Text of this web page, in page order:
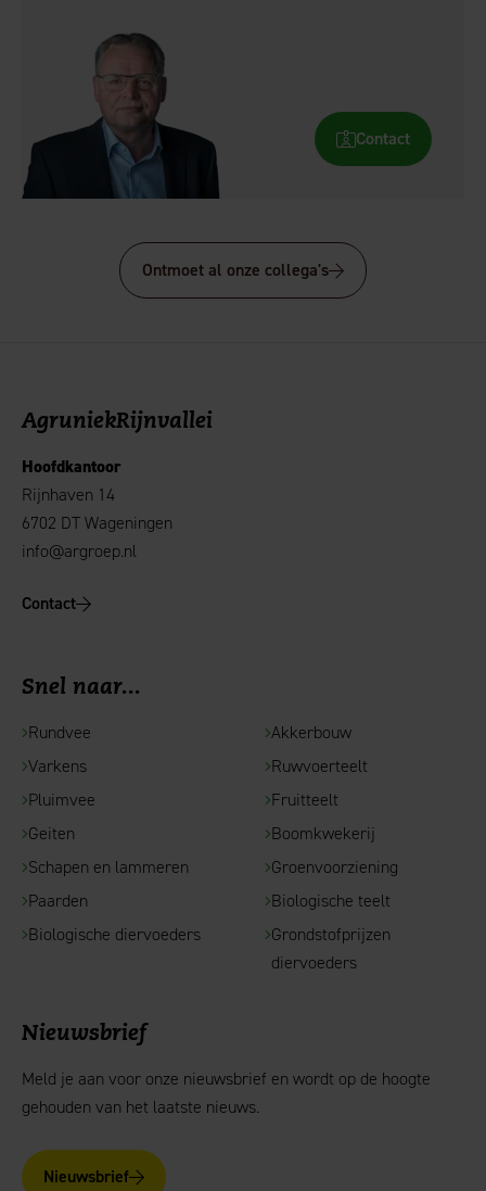
Contact
Ontmoet al onze collega's
AgruniekRijnvallei
Hoofdkantoor
Rijnhaven 14
6702 DT Wageningen
info@argroep.nl
Contact
Snel naar...
Rundvee
Varkens
Pluimvee
Geiten
Schapen en lammeren
Paarden
Biologische diervoeders
Akkerbouw
Ruwvoerteelt
Fruitteelt
Boomkwekerij
Groenvoorziening
Biologische teelt
Grondstofprijzen
diervoeders
Nieuwsbrief
Meld je aan voor onze nieuwsbrief en wordt op de hoogte
gehouden van het laatste nieuws.
Nieuwsbrief